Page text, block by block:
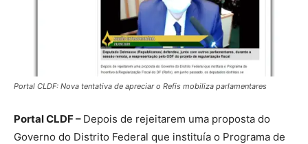
Portal CLDF: Nova tentativa de apreciar o Refis mobiliza parlamentares
Portal CLDF – Depois de rejeitarem uma proposta do
Governo do Distrito Federal que instituía o Programa de